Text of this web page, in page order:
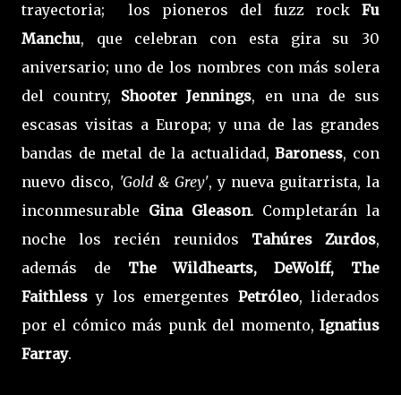
trayectoria; los pioneros del fuzz rock Fu
Manchu, que celebran con esta gira su 30
aniversario; uno de los nombres con más solera
del country, Shooter Jennings, en una de sus
escasas visitas a Europa; y una de las grandes
bandas de metal de la actualidad,Baroness, con
nuevo disco, 'Gold & Grey', y nueva guitarrista, la
inconmesurable Gina Gleason. Completarán la
noche los recién reunidos Tahúres Zurdos,
además de The Wildhearts, DeWolff, The
Faithless y los emergentes Petróleo, liderados
por el cómico más punk del momento, Ignatius
Farray.